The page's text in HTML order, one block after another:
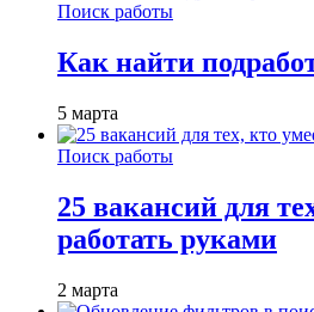
Поиск работы
Как найти
5 марта
Поиск работы
25 вакансий для
работать руками
2 марта